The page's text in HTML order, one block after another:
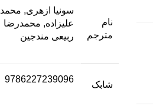
نام
مترجم
سونیا ازهری, محمد
علیزاده, محمدرضا
ربیعی مندجین
شابک
9786227239096